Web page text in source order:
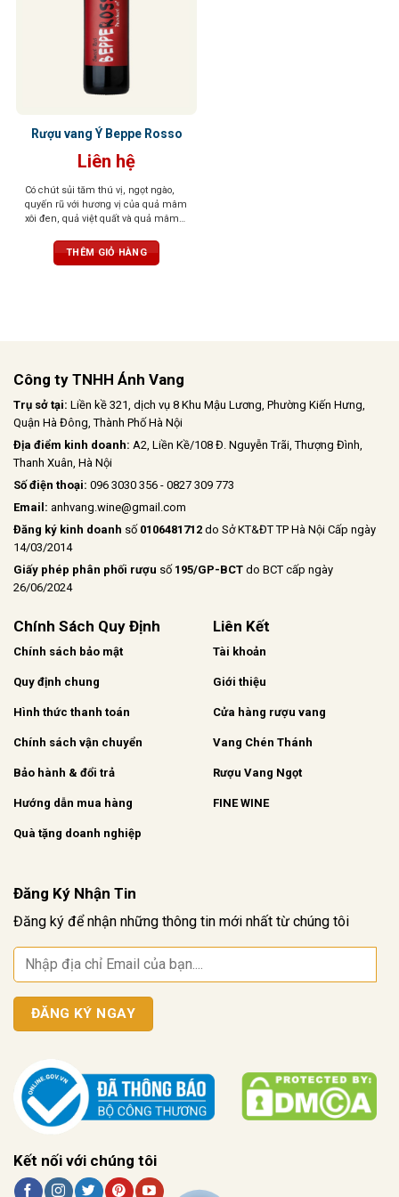
Rượu vang Ý Beppe Rosso
Liên hệ
Có chút sủi tăm thú vị, ngọt ngào,
quyến rũ với hương vị của quả mâm
xôi đen, quả việt quất và quả mâm
THÊM GIỎ HÀNG
Công ty TNHH Ánh Vang
Trụ sở tại: Liền kề 321, dịch vụ 8 Khu Mậu Lương, Phường Kiến Hưng,
Quận Hà Đông, Thành Phố Hà Nội
Địa điểm kinh doanh: A2, Liền Kề/108 Đ. Nguyễn Trãi, Thượng Đình,
Thanh Xuân, Hà Nội
Số điện thoại: 096 3030 356 - 0827 309 773
Email: anhvang.wine@gmail.com
Đăng ký kinh doanh số 0106481712 do Sở KT&ĐT TP Hà Nội Cấp ngày
14/03/2014
Giấy phép phân phối rượu số 195/GP-BCT do BCT cấp ngày
26/06/2024
Chính Sách Quy Định
Chính sách bảo mật
Quy định chung
Hình thức thanh toán
Chính sách vận chuyển
Bảo hành & đổi trả
Hướng dẫn mua hàng
Quà tặng doanh nghiệp
Liên Kết
Tài khoản
Giới thiệu
Cửa hàng rượu vang
Vang Chén Thánh
Rượu Vang Ngọt
FINE WINE
Đăng Ký Nhận Tin
Đăng ký để nhận những thông tin mới nhất từ chúng tôi
Kết nối với chúng tôi